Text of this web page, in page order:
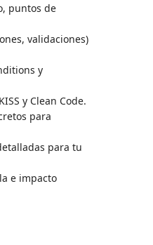
puntos de
validaciones)
y
y Clean Code.
para
para tu
e impacto